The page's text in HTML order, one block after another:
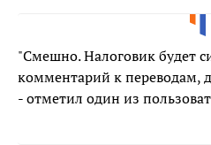
"Смешно. Налоговик будет
комментарий к переводам,
- отметил один из